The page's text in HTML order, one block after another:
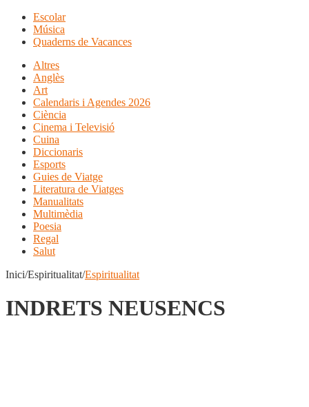
Escolar
Música
Quaderns de Vacances
Altres
Anglès
Art
Calendaris i Agendes 2026
Ciència
Cinema i Televisió
Cuina
Diccionaris
Esports
Guies de Viatge
Literatura de Viatges
Manualitats
Multimèdia
Poesia
Regal
Salut
Inici/Espiritualitat/Espiritualitat
INDRETS NEUSENCS